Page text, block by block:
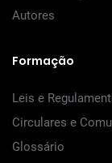
Autores
Formação
Leis e
Circulares e
Glossário